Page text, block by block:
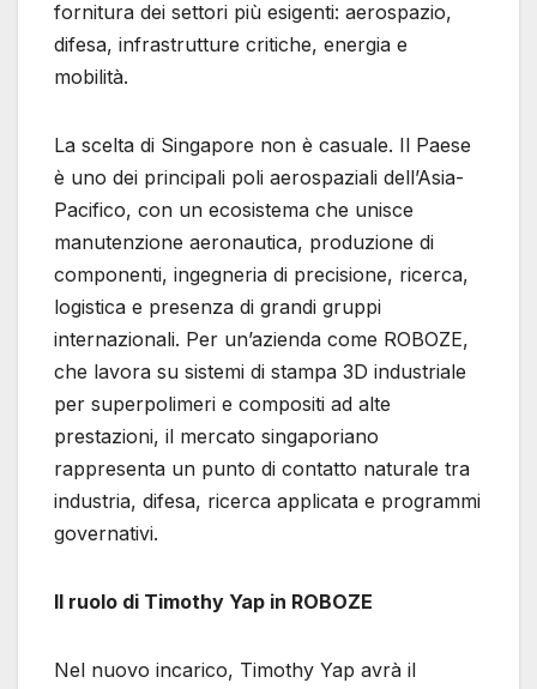
fornitura dei settori più esigenti: aerospazio,
difesa, infrastrutture critiche, energia e
mobilità.
La scelta di Singapore non è casuale. Il Paese
è uno dei principali poli aerospaziali dell’Asia-
Pacifico, con un ecosistema che unisce
manutenzione aeronautica, produzione di
componenti, ingegneria di precisione, ricerca,
logistica e presenza di grandi gruppi
internazionali. Per un’azienda come ROBOZE,
che lavora su sistemi di stampa 3D industriale
per superpolimeri e compositi ad alte
prestazioni, il mercato singaporiano
rappresenta un punto di contatto naturale tra
industria, difesa, ricerca applicata e programmi
governativi.
Il ruolo di Timothy Yap in ROBOZE
Nel nuovo incarico, Timothy Yap avrà il